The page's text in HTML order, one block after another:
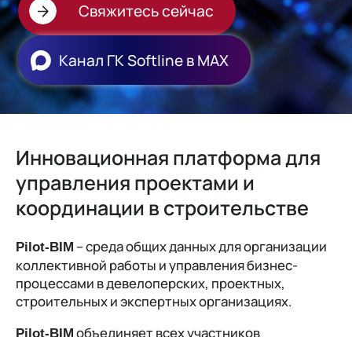
Свяжитесь сейчас
Канал ГК Softline в МАХ
Инновационная платформа для
управления проектами и
координации в строительстве
Pilot-BIM – среда общих данных для организации
коллективной работы и управления бизнес-
процессами в девелоперских, проектных,
строительных и экспертных организациях.
Pilot-BIM объединяет всех участников